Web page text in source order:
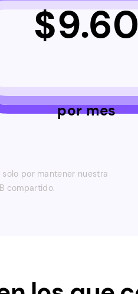
$
por mes
por mantener nuestra
compartido.